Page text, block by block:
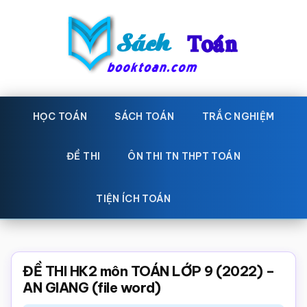
Sách
Toán
toán
Học
toán,
giáo
Toán,
trắc
HỌC TOÁN SÁCH TOÁN TRẮC NGHIỆM
ĐỀ THI ÔN THI TN THPT TOÁN
TIỆN ÍCH TOÁN
ĐỀ THI HK2 môn TOÁN LỚP 9 (2022) –
AN GIANG (file word)